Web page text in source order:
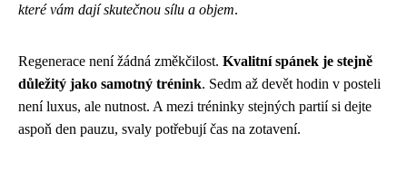
které vám dají skutečnou sílu a objem.
Regenerace není žádná změkčilost. Kvalitní spánek je stejně
důležitý jako samotný trénink. Sedm až devět hodin v posteli
není luxus, ale nutnost. A mezi tréninky stejných partií si dejte
aspoň den pauzu, svaly potřebují čas na zotavení.